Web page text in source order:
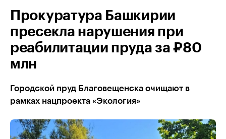
Прокуратура Башкирии
пресекла нарушения при
реабилитации пруда за ₽80
млн
Городской пруд Благовещенска очищают в
рамках нацпроекта «Экология»